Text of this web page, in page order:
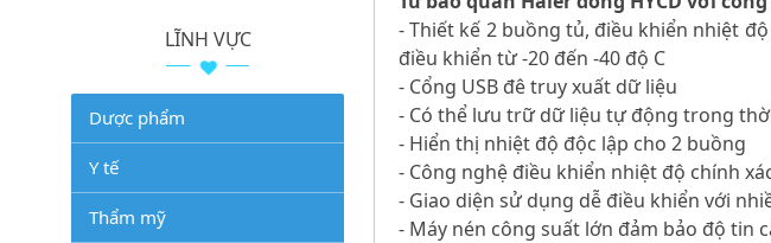
- Thiết kế 2 buồng tủ, điều khiển nhiệt
điều khiển từ -20 đến -40 độ C
- Cổng USB đê truy xuất dữ liệu
- Có thể lưu trữ dữ liệu tự động trong
- Hiển thị nhiệt độ độc lập cho 2 buồng
- Công nghệ điều khiển nhiệt độ chính
- Giao diện sử dụng dễ điều khiển với
- Máy nén công suất lớn đảm bảo độ tin
LĨNH VỰC
Dược phẩm
Y tế
Thẩm mỹ